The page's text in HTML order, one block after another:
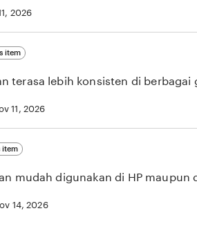
2026
item
terasa lebih konsisten di berbagai
11, 2026
item
mudah digunakan di HP maupun
14, 2026